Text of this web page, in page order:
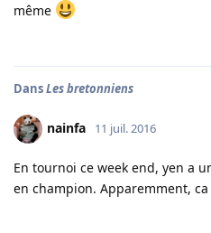
même
DansLes bretonniens
nainfa 11 juil. 2016
En tournoi ce week end, yen a
en champion. Apparemment,